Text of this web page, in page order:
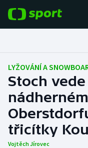
Fotbal
Hokej
Tenis
Atletika
LYŽOVÁNÍ A
Stoch
třicítky
Vojtěch Jírovec